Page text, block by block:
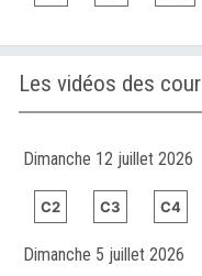
Dimanche 12 juillet 2026
C2 C3 C4
Dimanche 5 juillet 2026